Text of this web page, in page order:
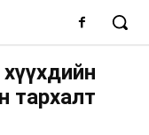
тархалт